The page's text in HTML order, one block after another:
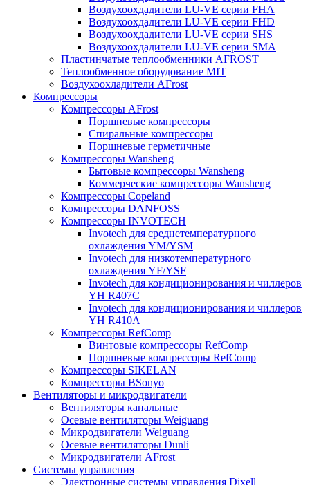
Воздухоохдадители LU-VE серии FHA
Воздухоохдадители LU-VE серии FHD
Воздухоохдадители LU-VE серии SHS
Воздухоохдадители LU-VE серии SMA
Пластинчатые теплообменники AFROST
Теплообменное оборудование MIT
Воздухоохладители AFrost
Компрессоры
Компрессоры AFrost
Поршневые компрессоры
Спиральные компрессоры
Поршневые герметичные
Компрессоры Wansheng
Бытовые компрессоры Wansheng
Коммерческие компрессоры Wansheng
Компрессоры Copeland
Компрессоры DANFOSS
Компрессоры INVOTECH
Invotech для среднетемпературного
охлаждения YM/YSM
Invotech для низкотемпературного
охлаждения YF/YSF
Invotech для кондиционирования и чиллеров
YH R407C
Invotech для кондиционирования и чиллеров
YH R410A
Компрессоры RefComp
Винтовые компрессоры RefComp
Поршневые компрессоры RefComp
Компрессоры SIKELAN
Компрессоры BSonyo
Вентиляторы и микродвигатели
Вентиляторы канальные
Осевые вентиляторы Weiguang
Микродвигатели Weiguang
Осевые вентиляторы Dunli
Микродвигатели AFrost
Системы управления
Электронные системы управления Dixell